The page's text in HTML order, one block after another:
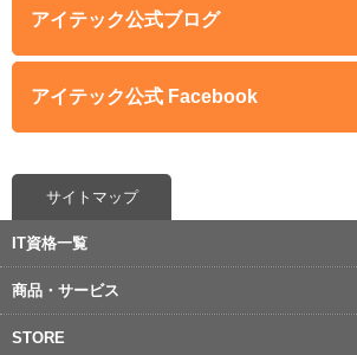
アイテック公式ブログ
アイテック公式 Facebook
サイトマップ
IT資格一覧
商品・サービス
STORE